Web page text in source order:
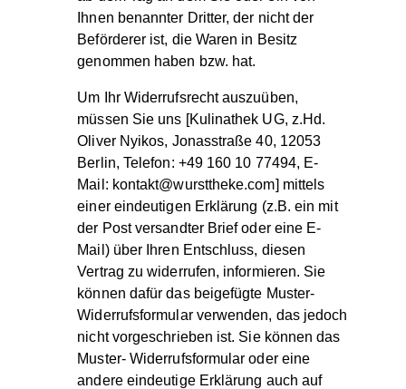
Ihnen benannter Dritter, der nicht der
Beförderer ist, die Waren in Besitz
genommen haben bzw. hat.
Um Ihr Widerrufsrecht auszuüben,
müssen Sie uns [Kulinathek UG, z.Hd.
Oliver Nyikos, Jonasstraße 40, 12053
Berlin, Telefon: +49 160 10 77494, E-
Mail: kontakt@wursttheke.com] mittels
einer eindeutigen Erklärung (z.B. ein mit
der Post versandter Brief oder eine E-
Mail) über Ihren Entschluss, diesen
Vertrag zu widerrufen, informieren. Sie
können dafür das beigefügte Muster-
Widerrufsformular verwenden, das jedoch
nicht vorgeschrieben ist. Sie können das
Muster- Widerrufsformular oder eine
andere eindeutige Erklärung auch auf